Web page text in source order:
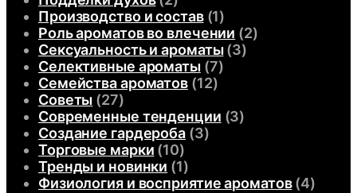
Производство и состав(1)
Роль ароматов во влечении (2)
Сексуальность и ароматы(3)
Селективные ароматы(7)
Семейства ароматов(12)
Советы (27)
Современные тенденции (3)
Создание гардероба(3)
Торговые марки (10)
Тренды и новинки (1)
Физиология и восприятие ароматов(4)